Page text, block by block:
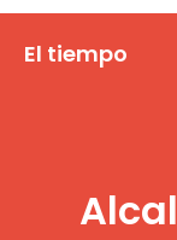
El tiempo